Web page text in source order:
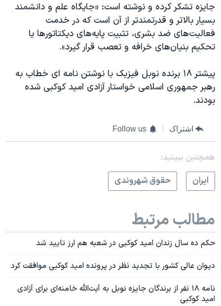
جایزه تشکر کرده و نوشته است: «جایگاه علم و دانشمند
بسیار بالاتر و قدرتمندتر از آن است که در خدمت
فعالیت‌های ضد بشری، تثبیت پایه‌های دیکتاتورها یا
تحکیم بنیان‌های خرافه و تعصب قرار گیرد».
پیشتر ۱۸ برنده نوبل فیزیک با نوشتن نامه ای خطاب به
رهبر جمهوری اسلامی خواستار آزادی امید کوکبی شده
بودند.
اشتراک Follow us
همچنبن ببینید:
ايران
حقوق شهروندی
مطالب مرتبط
حکم ده سال زندان امید کوکبی در شعبه هم ارز تایید شد
دیوان عالی کشور با تجدید نظر در پرونده امید کوکبی موافقت کرد
نامه ۱۸ نفر از برندگان جایزه نوبل به آیت‌الله خامنه‌ای برای آزادی
امید کوکبی